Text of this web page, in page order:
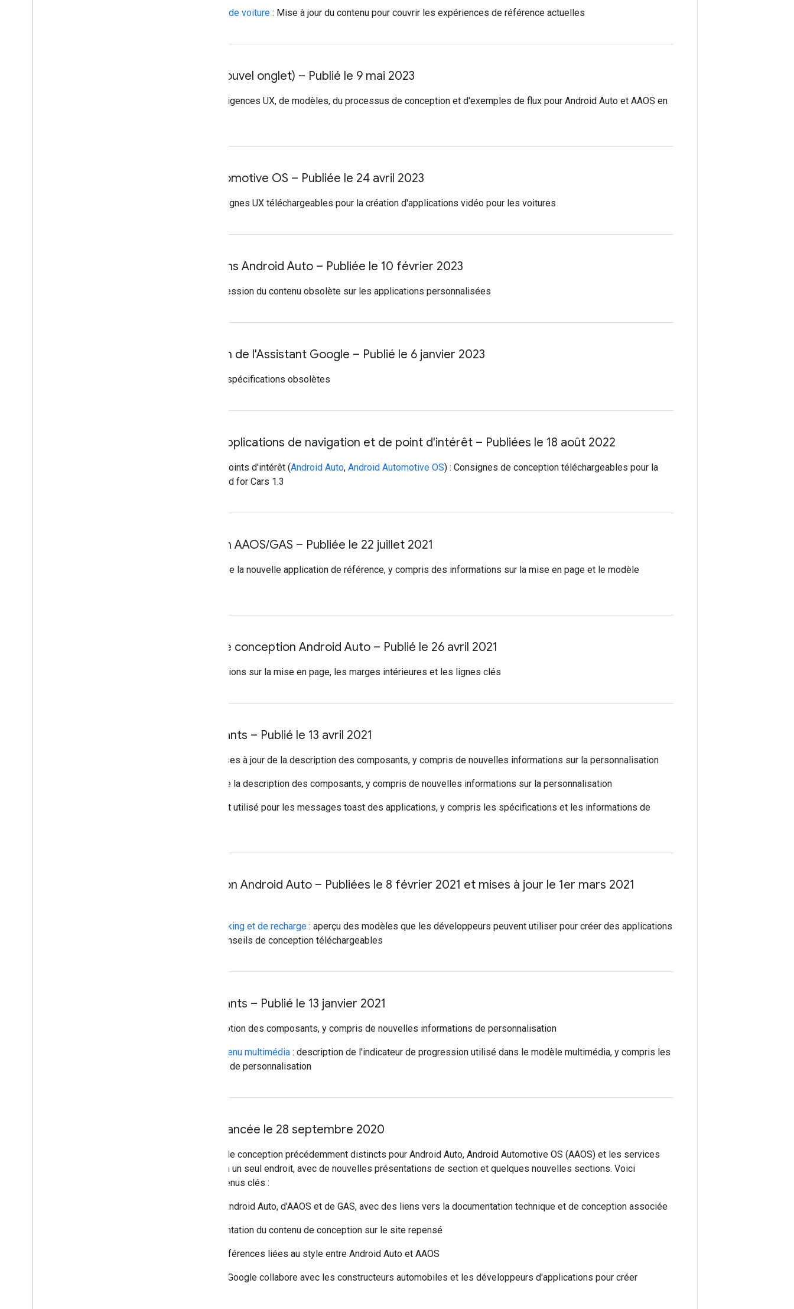
Fonctionnement des notifications de voiture : Mise à jour du contenu pour couvrir les expériences de référence actuelles
Créer des applications (nouvel onglet) – Publié le 9 mai 2023
: ajout d'exigences UX, de modèles, du processus de conception et d'exemples de flux pour Android Auto et AAOS en
Mise à jour d'Android Automotive OS – Publiée le 24 avril 2023
: ajout de consignes UX téléchargeables pour la création d'applications vidéo pour les voitures
Mise à jour des applications Android Auto – Publiée le 10 février 2023
: suppression du contenu obsolète sur les applications personnalisées
Mise à jour de l'intégration de l'Assistant Google – Publié le 6 janvier 2023
: Suppression des spécifications obsolètes
Consignes relatives aux applications de navigation et de point d'intérêt – Publiées le 18 août 2022
Applications de navigation et de points d'intérêt (Android Auto, Android Automotive OS) : Consignes de conception téléchargeables pour la
bibliothèque d'applications Android for Cars 1.3
Mise à jour de l'application AAOS/GAS – Publiée le 22 juillet 2021
: description de la nouvelle application de référence, y compris des informations sur la mise en page et le modèle
Mise à jour du système de conception Android Auto – Publié le 26 avril 2021
: nouvelles informations sur la mise en page, les marges intérieures et les lignes clés
Mises à jour des composants – Publié le 13 avril 2021
: mises à jour de la description des composants, y compris de nouvelles informations sur la personnalisation
: mise à jour de la description des composants, y compris de nouvelles informations sur la personnalisation
: description du composant utilisé pour les messages toast des applications, y compris les spécifications et les informations de
Mises à jour de l'application Android Auto – Publiées le 8 février 2021 et mises à jour le 1er mars 2021
Applications de navigation, de parking et de recharge : aperçu des modèles que les développeurs peuvent utiliser pour créer des applications
dans ces catégories, avec des conseils de conception téléchargeables
Mises à jour des composants – Publié le 13 janvier 2021
: mise à jour de la description des composants, y compris de nouvelles informations de personnalisation
Indicateur de progression du contenu multimédia : description de l'indicateur de progression utilisé dans le modèle multimédia, y compris les
spécifications et les informations de personnalisation
Refonte globale du site : lancée le 28 septembre 2020
Cette refonte regroupe les sites de conception précédemment distincts pour Android Auto, Android Automotive OS (AAOS) et les services
Google pour l'automobile (GAS) en un seul endroit, avec de nouvelles présentations de section et quelques nouvelles sections. Voici
quelques-uns des nouveaux contenus clés :
: descriptions d'Android Auto, d'AAOS et de GAS, avec des liens vers la documentation technique et de conception associée
: présentation du contenu de conception sur le site repensé
: similitudes et différences liées au style entre Android Auto et AAOS
: comment Google collabore avec les constructeurs automobiles et les développeurs d'applications pour créer